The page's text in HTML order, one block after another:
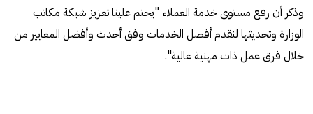
وذكر أن رفع مستوى خدمة العملاء "يحتم علينا تعزيز شبكة مكاتب
الوزارة وتحديثها لنقدم أفضل الخدمات وفق أحدث وأفضل المعايير من
خلال فرق عمل ذات مهنية عالية".